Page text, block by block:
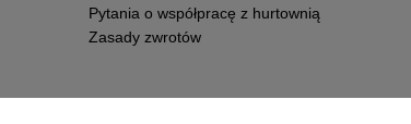
Pytania o współpracę z hurtownią
Zasady zwrotów